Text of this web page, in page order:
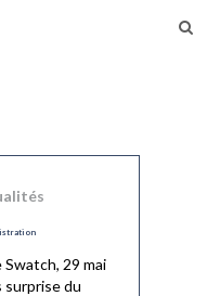
29 mai
surprise du